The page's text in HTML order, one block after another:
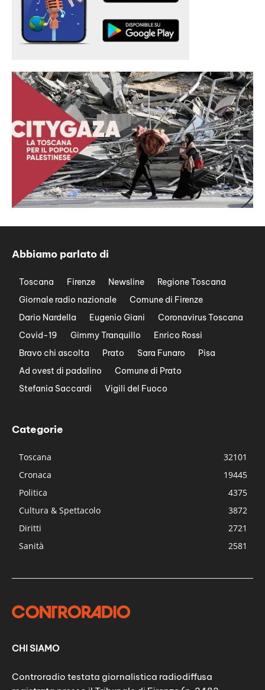
Abbiamo parlato di
Toscana Firenze Newsline
Regione Toscana
Giornale radio nazionale
Comune di Firenze
Dario Nardella
Eugenio Giani
Coronavirus Toscana
Covid-19
Gimmy Tranquillo
Enrico Rossi
Bravo chi ascolta
Prato Sara Funaro
Pisa
Ad ovest di padalino
Comune di Prato
Stefania Saccardi
Vigili del Fuoco
Categorie
Toscana
32101
Cronaca
19445
Politica
4375
Cultura & Spettacolo
3872
Diritti
2721
Sanità
2581
CHI SIAMO
Controradio testata giornalistica radiodiffusa